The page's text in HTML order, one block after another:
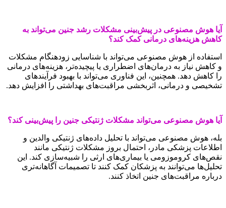
آیا هوش مصنوعی در پیش‌بینی مشکلات رشد جنین می‌تواند به
کاهش هزینه‌های درمانی کمک کند؟
استفاده از هوش مصنوعی می‌تواند با شناسایی زودهنگام مشکلات
و کاهش نیاز به درمان‌های اضطراری یا پیچیده‌تر، هزینه‌های درمانی
را کاهش دهد. همچنین، این فناوری می‌تواند با بهبود فرآیندهای
تشخیصی و درمانی، اثربخشی مراقبت‌های بهداشتی را افزایش دهد.
آیا هوش مصنوعی می‌تواند مشکلات ژنتیکی جنین را پیش‌بینی کند؟
بله، هوش مصنوعی می‌تواند با تحلیل داده‌های ژنتیکی والدین و
اطلاعات پزشکی مادر، احتمال بروز مشکلات ژنتیکی مانند
نقص‌های کروموزومی یا بیماری‌های ارثی را شبیه‌سازی کند. این
تحلیل‌ها می‌توانند به پزشکان کمک کنند تا تصمیمات آگاهانه‌تری
درباره مراقبت‌های جنین اتخاذ کنند.